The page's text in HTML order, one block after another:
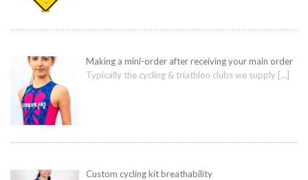
Making a mini-order after receiving your main order
Typically the cycling & triathlon clubs we supply […]
Custom cycling kit breathability